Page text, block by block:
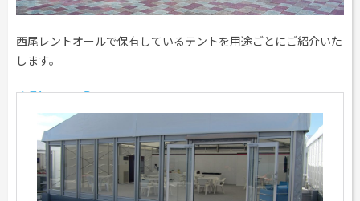
西尾レントオールで保有しているテントを用途ごとにご紹介いた
します。
大型テント①アルホールテント